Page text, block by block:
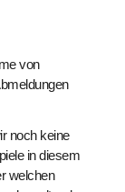
von
noch keine
in diesem
welchen